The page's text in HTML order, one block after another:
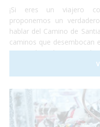
¡Si eres un viajero
proponemos un
hablar del Camino de
caminos que desembocan
vienen de todas partes de
señalizados. No deberás
disfrutar de la etapa ya
de los dos tramos, o los dos!